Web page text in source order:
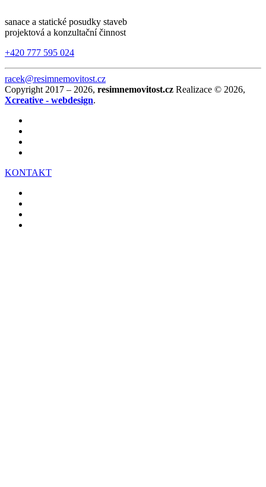
sanace a statické posudky staveb
projektová a konzultační činnost
+420 777 595 024
racek@resimnemovitost.cz
Copyright 2017 – 2026, resimnemovitost.cz Realizace © 2026,
Xcreative - webdesign.
KONTAKT